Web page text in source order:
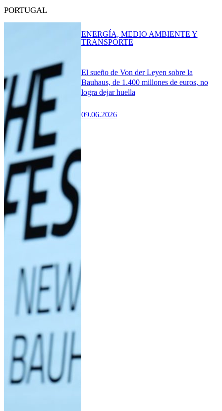
PORTUGAL
El sueño de Von der Leyen sobre la
Bauhaus, de 1.400 millones de euros, no
logra dejar huella
09.06.2026
ENERGÍA, MEDIO AMBIENTE Y
TRANSPORTE